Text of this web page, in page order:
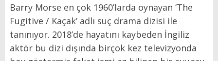
Barry Morse en çok 1960’larda oynayan ‘The
Fugitive / Kaçak’ adlı suç drama dizisi ile
tanınıyor. 2018’de hayatını kaybeden İngiliz
aktör bu dizi dışında birçok kez televizyonda